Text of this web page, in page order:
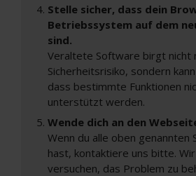
Stelle sicher, dass dein
Betriebssystem auf dem
sind.
Veraltete Software birgt nicht
Sicherheitsrisiko, sondern
dass bestimmte Funktionen
unterstützt werden.
Wende dich an den
Wenn du alle oben genannten
hast, kontaktiere uns bitte.
versuchen, das Problem zu